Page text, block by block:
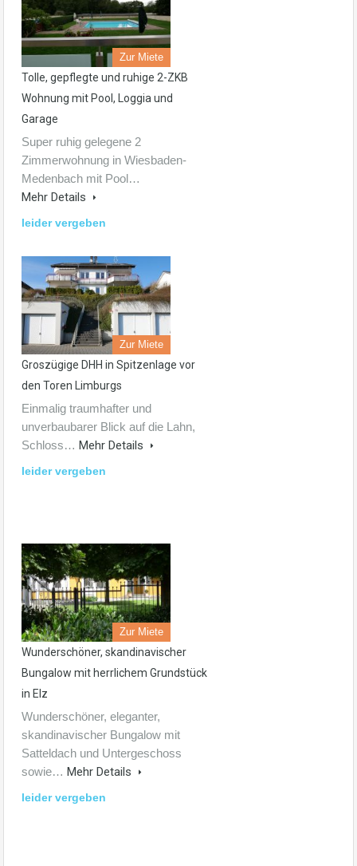
Zur Miete
Tolle, gepflegte und ruhige 2-ZKB
Wohnung mit Pool, Loggia und
Garage
Super ruhig gelegene 2
Zimmerwohnung in Wiesbaden-
Medenbach mit Pool…
Mehr Details
leider vergeben
Zur Miete
Groszügige DHH in Spitzenlage vor
den Toren Limburgs
Einmalig traumhafter und
unverbaubarer Blick auf die Lahn,
Schloss… Mehr Details
leider vergeben
Zur Miete
Wunderschöner, skandinavischer
Bungalow mit herrlichem Grundstück
in Elz
Wunderschöner, eleganter,
skandinavischer Bungalow mit
Satteldach und Untergeschoss
sowie… Mehr Details
leider vergeben